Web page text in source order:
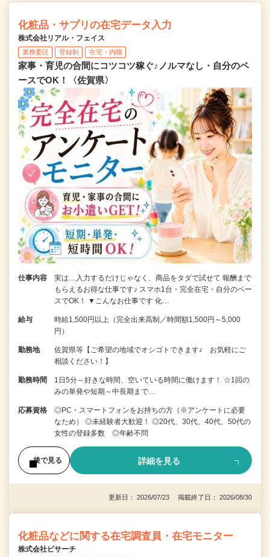
化粧品・サプリの在宅データ入力
株式会社リアル・フェイス
業務委託 登録制 在宅・内職
家事・育児の合間にコツコツ稼ぐ♪ノルマなし・自分のペ
ースでOK！〈佐賀県〉
仕事内容
実は…入力するだけじゃなく、商品をタダで試せて 報酬まで
もらえるお得な仕事です♪ スマホ1台・完全在宅・自分のペー
スでOK！ ▼こんなお仕事です 化…
給与
時給1,500円以上（完全出来高制／時間額1,500円～5,000
円）
勤務地
佐賀県等【ご希望の地域でオシゴトできます♪ お気軽にご
相談ください！】
勤務時間
1日5分～好きな時間、空いている時間に働けます！ ☆1回の
みの単発や短期～中長期まで…
応募資格
◎PC・スマートフォンをお持ちの方（※アンケートに必要
なため） ◎未経験者大歓迎！ ◎20代、30代、40代、50代の
女性の登録多数 ◎年齢不問
後で見る 詳細を見る
更新日： 2026/07/23 掲載終了日： 2026/08/30
化粧品などに関する在宅調査員・在宅モニター
株式会社ビサーチ